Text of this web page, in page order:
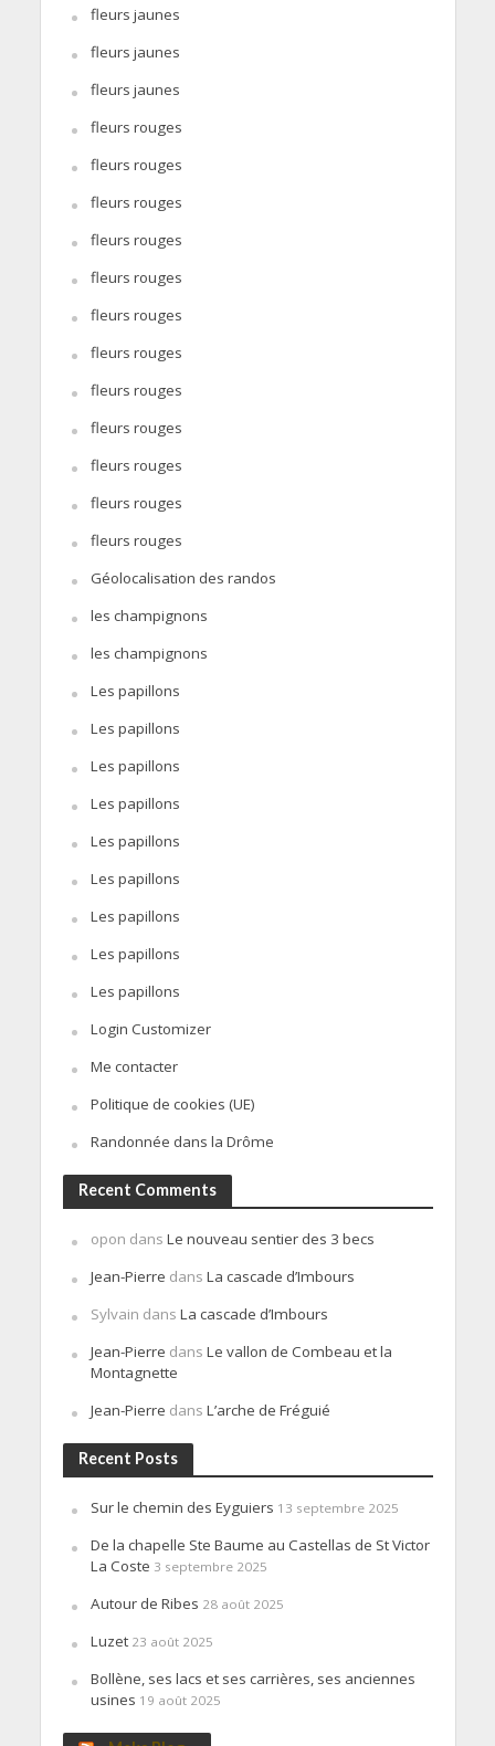
fleurs jaunes
fleurs jaunes
fleurs jaunes
fleurs rouges
fleurs rouges
fleurs rouges
fleurs rouges
fleurs rouges
fleurs rouges
fleurs rouges
fleurs rouges
fleurs rouges
fleurs rouges
fleurs rouges
fleurs rouges
Géolocalisation des randos
les champignons
les champignons
Les papillons
Les papillons
Les papillons
Les papillons
Les papillons
Les papillons
Les papillons
Les papillons
Les papillons
Login Customizer
Me contacter
Politique de cookies (UE)
Randonnée dans la Drôme
Recent Comments
opon dans Le nouveau sentier des 3 becs
Jean-Pierre dans La cascade d’Imbours
Sylvain dans La cascade d’Imbours
Jean-Pierre dans Le vallon de Combeau et la
Montagnette
Jean-Pierre dans L’arche de Fréguié
Recent Posts
Sur le chemin des Eyguiers 13 septembre 2025
De la chapelle Ste Baume au Castellas de St Victor
La Coste 3 septembre 2025
Autour de Ribes 28 août 2025
Luzet 23 août 2025
Bollène, ses lacs et ses carrières, ses anciennes
usines 19 août 2025